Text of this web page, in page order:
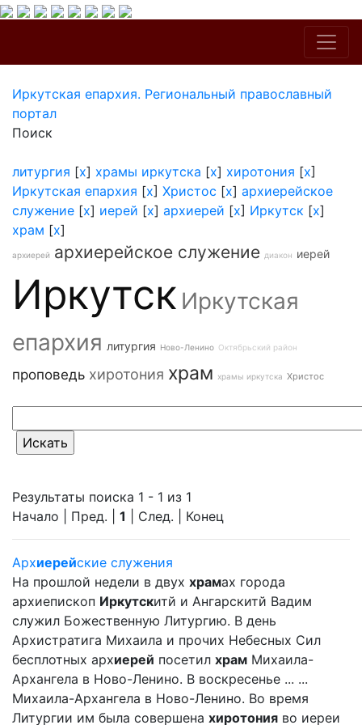
Иркутская епархия. Региональный православный
портал
Поиск
литургия [x] храмы иркутска [x] хиротония [x]
Иркутская епархия [x] Христос [x] архиерейское
служение [x] иерей [x] архиерей [x] Иркутск [x]
храм [x]
архиерей архиерейское служение диакон иерей
Иркутск Иркутская
епархия литургия Ново-Ленино Октябрьский район
проповедь хиротония храм храмы иркутска Христос
Результаты поиска 1 - 1 из 1
Начало | Пред. | 1 | След. | Конец
Архиерейские служения
На прошлой недели в двух храмах города
архиепископ Иркутскитй и Ангарскитй Вадим
служил Божественную Литургию. В день
Архистратига Михаила и прочих Небесных Сил
бесплотных архиерей посетил храм Михаила-
Архангела в Ново-Ленино. В воскресенье ... ...
Михаила-Архангела в Ново-Ленино. Во время
Литургии им была совершена хиротония во иереи